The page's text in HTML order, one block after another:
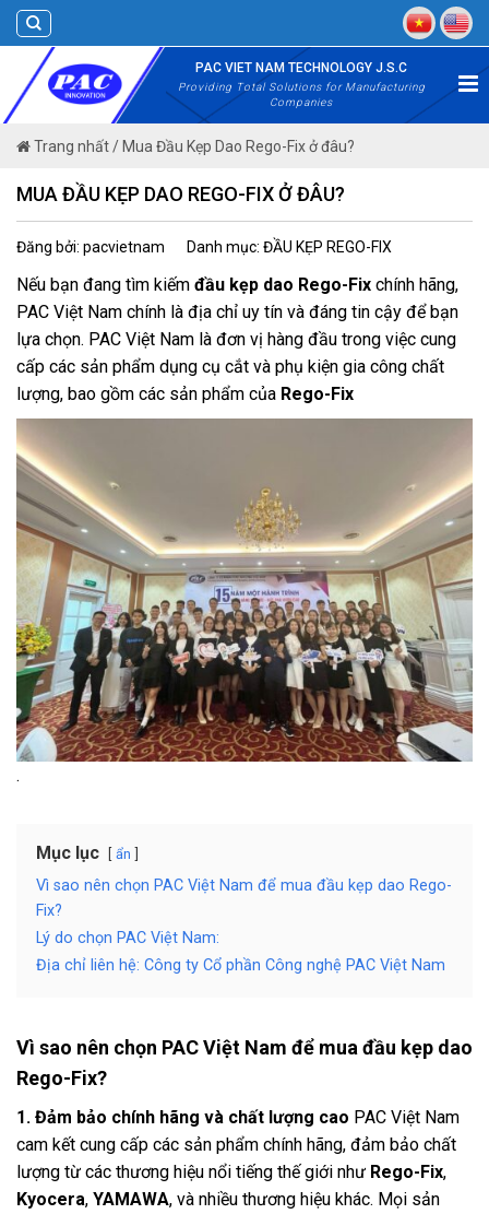
Skip
to
content
PAC VIET NAM TECHNOLOGY J.S.C
Providing Total Solutions for Manufacturing
Companies
Trang nhất/ Mua Đầu Kẹp Dao Rego-Fix ở đâu?
MUA ĐẦU KẸP DAO REGO-FIX Ở ĐÂU?
Đăng bởi: pacvietnam Danh mục: ĐẦU KẸP REGO-FIX
Nếu bạn đang tìm kiếm đầu kẹp dao Rego-Fix chính hãng,
PAC Việt Nam chính là địa chỉ uy tín và đáng tin cậy để bạn
lựa chọn. PAC Việt Nam là đơn vị hàng đầu trong việc cung
cấp các sản phẩm dụng cụ cắt và phụ kiện gia công chất
lượng, bao gồm các sản phẩm của Rego-Fix
.
Mục lục ẩn
Vì sao nên chọn PAC Việt Nam để mua đầu kẹp dao Rego-
Fix?
Lý do chọn PAC Việt Nam:
Địa chỉ liên hệ: Công ty Cổ phần Công nghệ PAC Việt Nam
Vì sao nên chọn PAC Việt Nam để mua đầu kẹp dao
Rego-Fix?
1. Đảm bảo chính hãng và chất lượng cao PAC Việt Nam
cam kết cung cấp các sản phẩm chính hãng, đảm bảo chất
lượng từ các thương hiệu nổi tiếng thế giới như Rego-Fix,
Kyocera, YAMAWA, và nhiều thương hiệu khác. Mọi sản